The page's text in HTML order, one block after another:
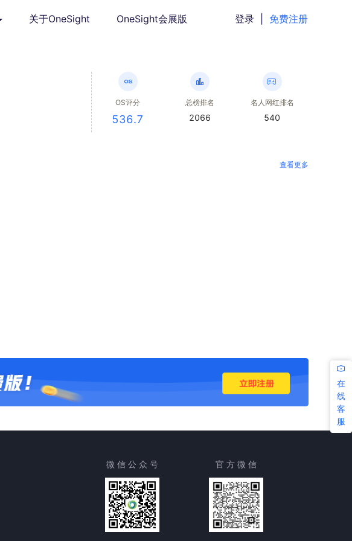
关于OneSight OneSight会展版 登录 免费注册
OS评分
536.7
总榜排名
2066
名人网红排名
540
查看更多
在
线
客
服
微 信 公 众 号 官 方 微 信